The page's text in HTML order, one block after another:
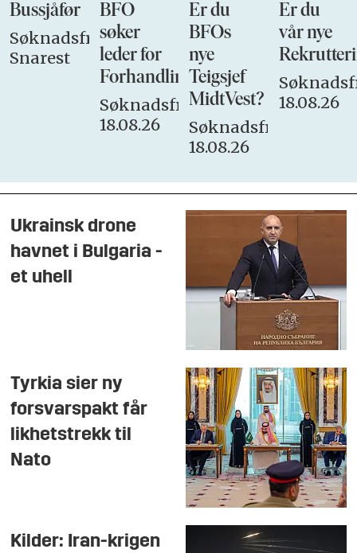
Bussjåfør
Søknadsfrist:
Snarest
BFO
søker
leder for
Forhandlingsutvalget
Søknadsfrist:
18.08.26
Er du
BFOs
nye
Teigsjef
MidtVest?
Søknadsfrist:
18.08.26
Er du
vår nye
18.08.26
Ukrainsk drone
havnet i Bulgaria -
et uhell
Tyrkia sier ny
forsvarspakt får
likhetstrekk til
Nato
Kilder: Iran-krigen